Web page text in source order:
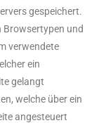
gespeichert.
Browsertypen und
verwendete
ein
gelangt
welche über ein
angesteuert